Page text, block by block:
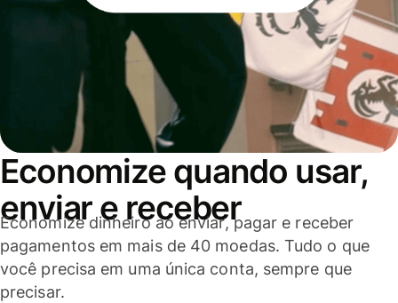
Economize quando usar,
enviar e receber
Economize dinheiro ao enviar, pagar e receber
pagamentos em mais de 40 moedas. Tudo o que
você precisa em uma única conta, sempre que
precisar.